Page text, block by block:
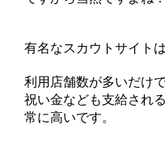
有名なスカウトサイト
利用店舗数が多いだけ
祝い金なども支給され
常に高いです。